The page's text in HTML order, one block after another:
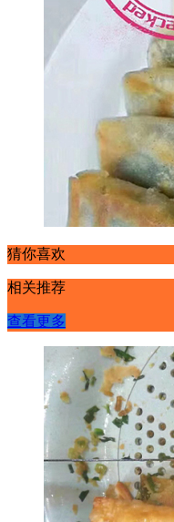
相关推荐